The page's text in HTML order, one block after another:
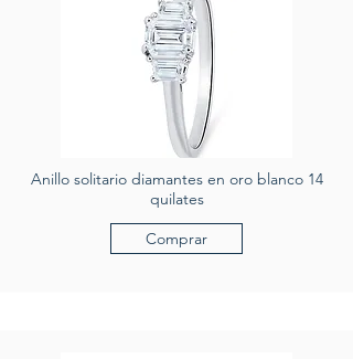
Anillo solitario diamantes en oro blanco 14
quilates
Comprar